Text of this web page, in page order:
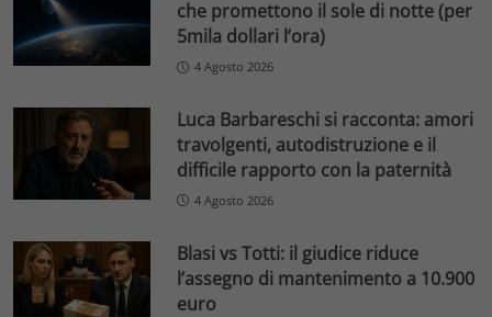
che promettono il sole di notte (per
5mila dollari l’ora)
4 Agosto 2026
Luca Barbareschi si racconta: amori
travolgenti, autodistruzione e il
difficile rapporto con la paternità
4 Agosto 2026
Blasi vs Totti: il giudice riduce
l’assegno di mantenimento a 10.900
euro